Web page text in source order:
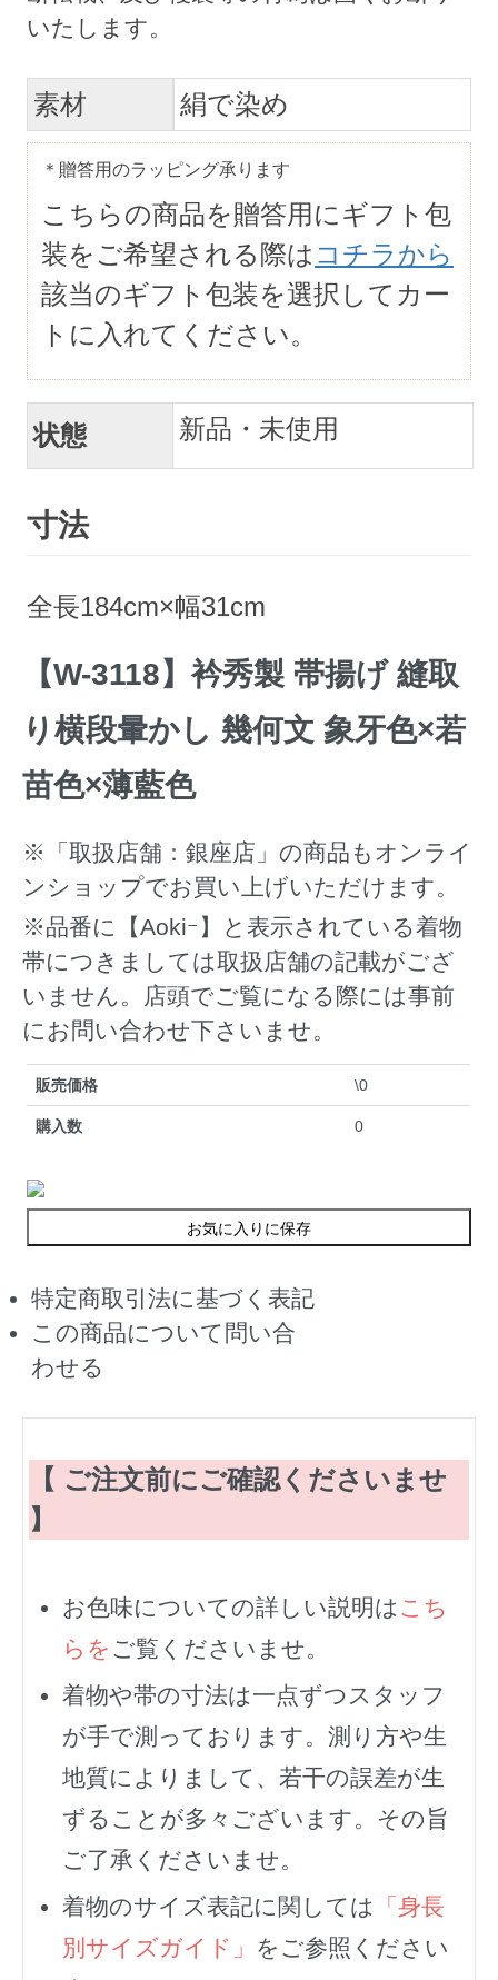
素材 絹で染め
＊贈答用のラッピング承ります
こちらの商品を贈答用にギフト包
装をご希望される際は コチラから
該当のギフト包装を選択してカー
トに入れてください。
状態 新品・未使用
寸法
全長184cm×幅31cm
【W-3118】衿秀製 帯揚げ 縫取
り横段暈かし 幾何文 象牙色×若
苗色×薄藍色
※「取扱店舗：銀座店」の商品もオンライ
ンショップでお買い上げいただけます。
※品番に【Aokiｰ】と表示されている着物
帯につきましては取扱店舗の記載がござ
いません。店頭でご覧になる際には事前
にお問い合わせ下さいませ。
販売価格 \0
購入数 0
お気に入りに保存
特定商取引法に基づく表記
この商品について問い合
わせる
【 ご注文前にご確認くださいませ
】
お色味についての詳しい説明は こち
らを ご覧くださいませ。
着物や帯の寸法は一点ずつスタッフ
が手で測っております。測り方や生
地質によりまして、若干の誤差が生
ずることが多々ございます。その旨
ご了承くださいませ。
着物のサイズ表記に関しては
「身長
別サイズガイド」 をご参照ください